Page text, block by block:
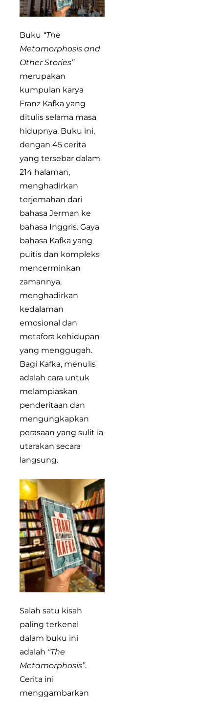
Buku “The
Metamorphosis and
Other Stories”
merupakan
kumpulan karya
Franz Kafka yang
ditulis selama masa
hidupnya. Buku ini,
dengan 45 cerita
yang tersebar dalam
214 halaman,
menghadirkan
terjemahan dari
bahasa Jerman ke
bahasa Inggris. Gaya
bahasa Kafka yang
puitis dan kompleks
mencerminkan
zamannya,
menghadirkan
kedalaman
emosional dan
metafora kehidupan
yang menggugah.
Bagi Kafka, menulis
adalah cara untuk
melampiaskan
penderitaan dan
mengungkapkan
perasaan yang sulit ia
utarakan secara
langsung.
Salah satu kisah
paling terkenal
dalam buku ini
adalah “The
Metamorphosis”.
Cerita ini
menggambarkan